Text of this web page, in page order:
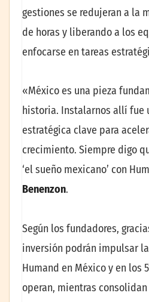
gestiones se redujeran a la
de horas y liberando a los
enfocarse en tareas
«México es una pieza
historia. Instalarnos allí fue
estratégica clave para
crecimiento. Siempre digo
‘el sueño mexicano’ con
Benenzon.
Según los fundadores,
inversión podrán impulsar
Humand en México y en los
operan, mientras